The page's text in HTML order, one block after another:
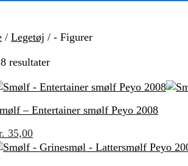
/ Legetøj / - Figurer
resultaterSorted
latest
– Entertainer smølf Peyo 2008
35,00